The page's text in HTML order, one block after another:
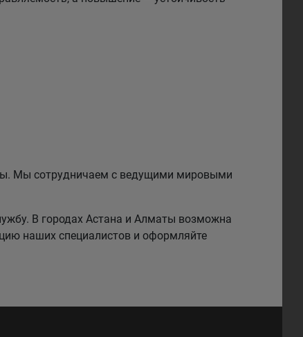
Мы сотрудничаем с ведущими мировыми
В городах Астана и Алматы возможна
наших специалистов и оформляйте